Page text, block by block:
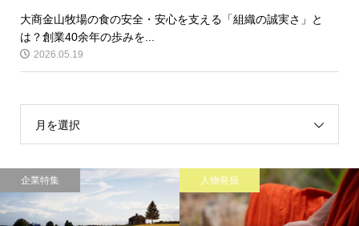
大商金山牧場の食の安全・安心を支える「組織の誠実さ」と
は？創業40余年の歩みを...
2026.05.19
月を選択
企業特集 人物発掘